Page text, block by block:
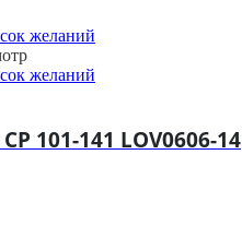
желаний
желаний
101-141 LOV0606-14